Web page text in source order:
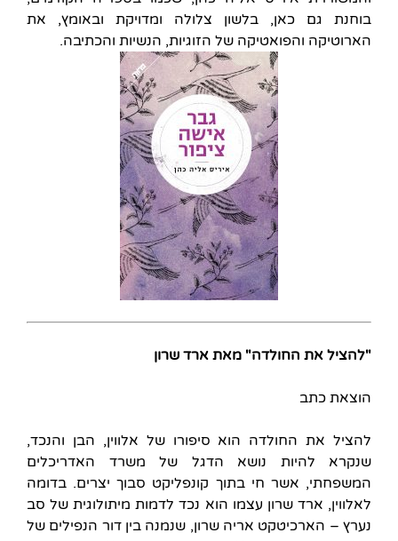
בוחנת גם כאן, בלשון צלולה ומדויקת ובאומץ, את
הארוטיקה והפואטיקה של הזוגיות, הנשיות והכתיבה.
"להציל את החולדה" מאת ארד שרון
הוצאת כתב
להציל את החולדה הוא סיפורו של אלווין, הבן והנכד,
שנקרא להיות נושא הדגל של משרד האדריכלים
המשפחתי, אשר חי בתוך קונפליקט סבוך יצרים. בדומה
לאלווין, ארד שרון עצמו הוא נכד לדמות מיתולוגית של סב
נערץ – הארכיטקט אריה שרון, שנמנה בין דור הנפילים של